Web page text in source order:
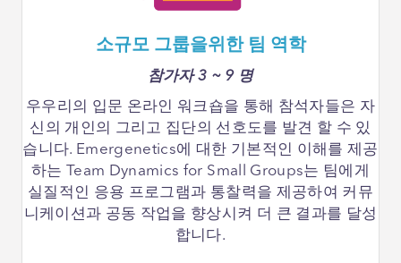
소규모 그룹을위한 팀 역학
참가자 3 ~ 9 명
우우리의 입문 온라인 워크숍을 통해 참석자들은 자
신의 개인의 그리고 집단의 선호도를 발견 할 수 있
습니다. Emergenetics에 대한 기본적인 이해를 제공
하는 Team Dynamics for Small Groups는 팀에게
실질적인 응용 프로그램과 통찰력을 제공하여 커뮤
니케이션과 공동 작업을 향상시켜 더 큰 결과를 달성
합니다.